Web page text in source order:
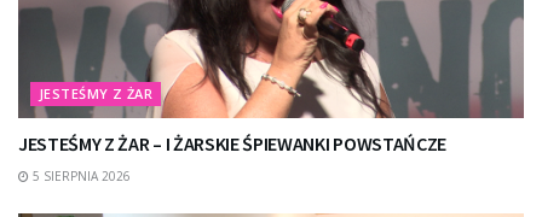
JESTEŚMY Z ŻAR
JESTEŚMY Z ŻAR – I ŻARSKIE ŚPIEWANKI POWSTAŃCZE
5 SIERPNIA 2026